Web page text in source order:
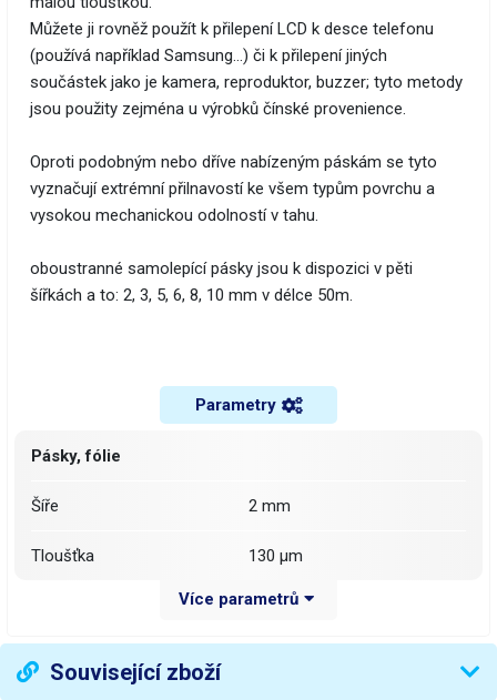
Můžete ji rovněž použít k přilepení LCD k desce telefonu
(používá například Samsung…) či k přilepení jiných
součástek jako je kamera, reproduktor, buzzer; tyto metody
jsou použity zejména u výrobků čínské provenience.
Oproti podobným nebo dříve nabízeným páskám se tyto
vyznačují extrémní přilnavostí ke všem typům povrchu a
vysokou mechanickou odolností v tahu.
oboustranné samolepící pásky jsou k dispozici v pěti
šířkách a to: 2, 3, 5, 6, 8, 10 mm v délce 50m.
Parametry
Pásky, fólie
Šíře 2 mm
Tloušťka 130 µm
50 m
Více parametrů
Související zboží